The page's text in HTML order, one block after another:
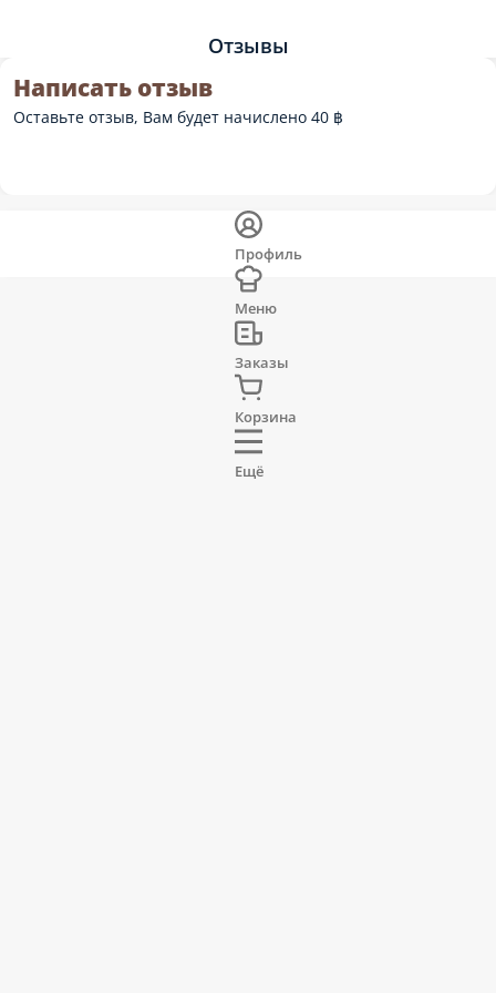
Отзывы
Написать отзыв
Оставьте отзыв, Вам будет начислено 40 ฿
Профиль
Меню
Заказы
Корзина
Ещё